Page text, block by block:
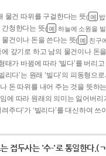
물건 따위를 구걸한다는 뜻( 예
청한다는 뜻( 예 하늘에 소원을
건이나 돈을 쓴다는 뜻( 예 친구
갚기로 하고 남의 물건이나 돈
태가 바뀜에 따라 ‘빌다’를 버리
리다’는 원래 ‘빌다’의 피동형으
돈 따위를 내어 주는 것을 뜻하
에 따라 원래의 의미는 잃어버리
주다’가 ‘빌리다’를 대신하여 쓰
접두사는 '수-'로 통일한다.(